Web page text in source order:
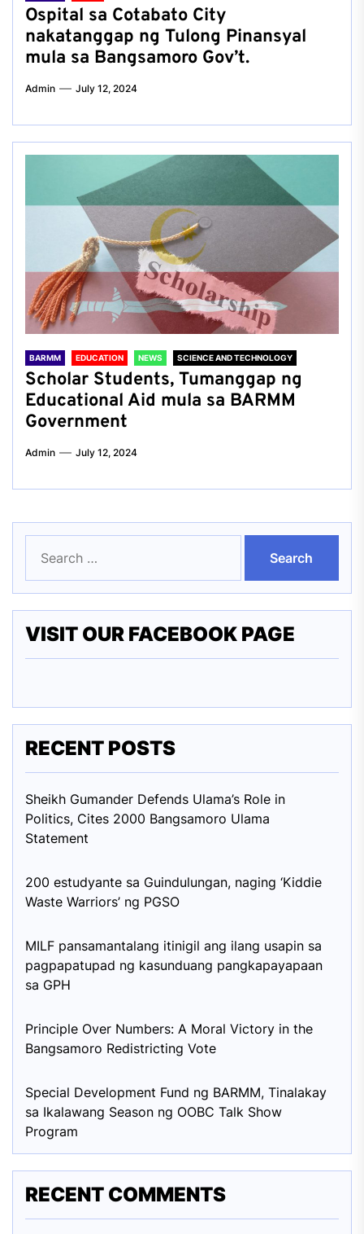
Ospital sa Cotabato City
nakatanggap ng Tulong Pinansyal
mula sa Bangsamoro Gov’t.
Admin July 12, 2024
BARMM EDUCATION NEWS SCIENCE AND TECHNOLOGY
Scholar Students, Tumanggap ng
Educational Aid mula sa BARMM
Government
Admin July 12, 2024
for:
VISIT OUR FACEBOOK PAGE
RECENT POSTS
Sheikh Gumander Defends Ulama’s Role in
Politics, Cites 2000 Bangsamoro Ulama
Statement
200 estudyante sa Guindulungan, naging ‘Kiddie
Waste Warriors’ ng PGSO
MILF pansamantalang itinigil ang ilang usapin sa
pagpapatupad ng kasunduang pangkapayapaan
sa GPH
Principle Over Numbers: A Moral Victory in the
Bangsamoro Redistricting Vote
Special Development Fund ng BARMM, Tinalakay
sa Ikalawang Season ng OOBC Talk Show
Program
RECENT COMMENTS